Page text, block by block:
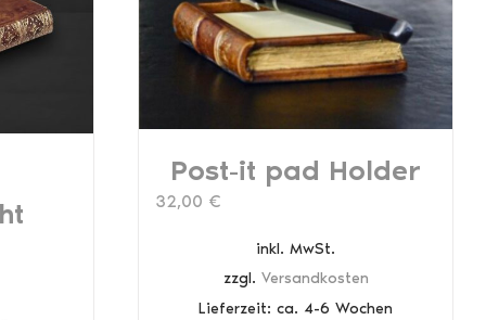
Post-it pad Holder
32,00 €
inkl. MwSt.
zzgl. Versandkosten
Lieferzeit: ca. 4-6 Wochen